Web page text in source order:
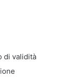
di validità